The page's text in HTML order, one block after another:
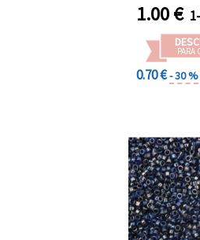
1.00€
PARA
0.70 €- 30 %